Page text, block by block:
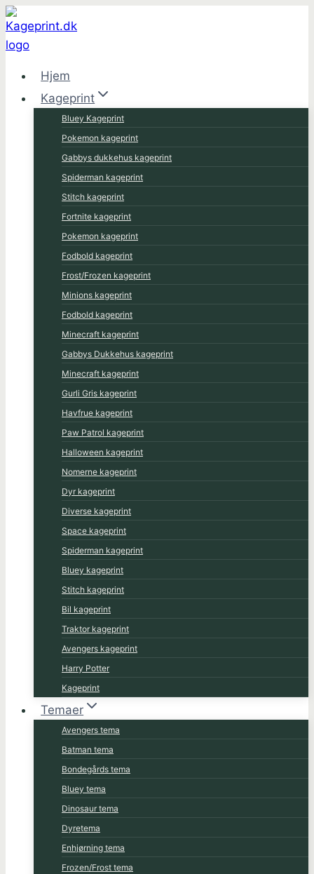
Fortsæt
til
indhold
Hjem
Kageprint
Bluey Kageprint
Pokemon kageprint
Gabbys dukkehus kageprint
Spiderman kageprint
Stitch kageprint
Fortnite kageprint
Pokemon kageprint
Fodbold kageprint
Frost/Frozen kageprint
Minions kageprint
Fodbold kageprint
Minecraft kageprint
Gabbys Dukkehus kageprint
Minecraft kageprint
Gurli Gris kageprint
Havfrue kageprint
Paw Patrol kageprint
Halloween kageprint
Nomerne kageprint
Dyr kageprint
Diverse kageprint
Space kageprint
Spiderman kageprint
Bluey kageprint
Stitch kageprint
Bil kageprint
Traktor kageprint
Avengers kageprint
Harry Potter
Kageprint
Temaer
Avengers tema
Batman tema
Bondegårds tema
Bluey tema
Dinosaur tema
Dyretema
Enhjørning tema
Frozen/Frost tema